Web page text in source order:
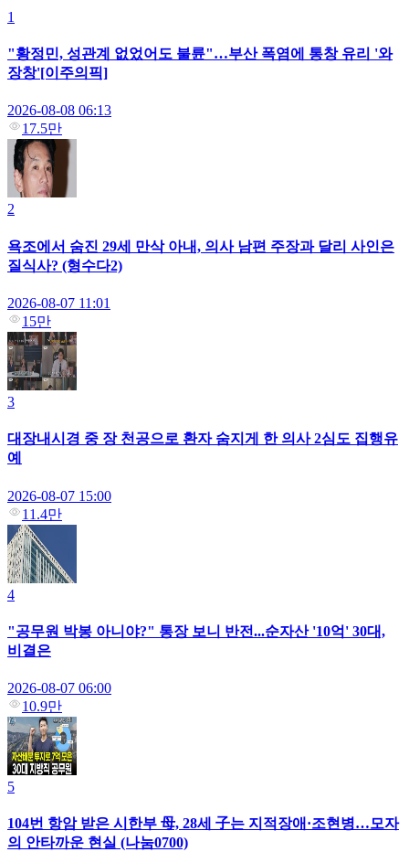
1
"황정민, 성관계 없었어도 불륜"…부산 폭염에 통창 유리 '와
장창'[이주의픽]
2026-08-08 06:13
17.5만
2
욕조에서 숨진 29세 만삭 아내, 의사 남편 주장과 달리 사인은
질식사? (형수다2)
2026-08-07 11:01
15만
3
대장내시경 중 장 천공으로 환자 숨지게 한 의사 2심도 집행유
예
2026-08-07 15:00
11.4만
4
"공무원 박봉 아니야?" 통장 보니 반전...순자산 '10억' 30대,
비결은
2026-08-07 06:00
10.9만
5
104번 항암 받은 시한부 母, 28세 子는 지적장애·조현병…모자
의 안타까운 현실 (나눔0700)